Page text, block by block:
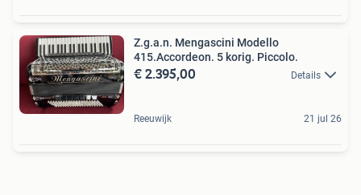
Z.g.a.n. Mengascini Modello
415.Accordeon. 5 korig. Piccolo.
€ 2.395,00 Details
Reeuwijk 21 jul 26